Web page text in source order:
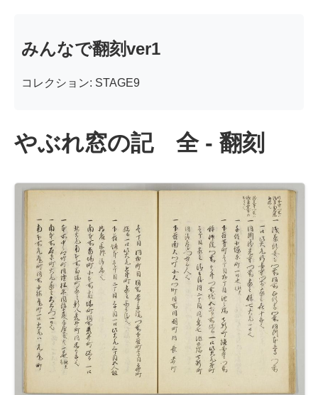
みんなで翻刻ver1
コレクション: STAGE9
やぶれ窓の記 全 - 翻刻